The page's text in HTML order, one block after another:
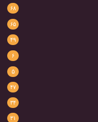
۶۸
۶۵
۴۹
۶
۵
۴۷
۳۴
۳۱